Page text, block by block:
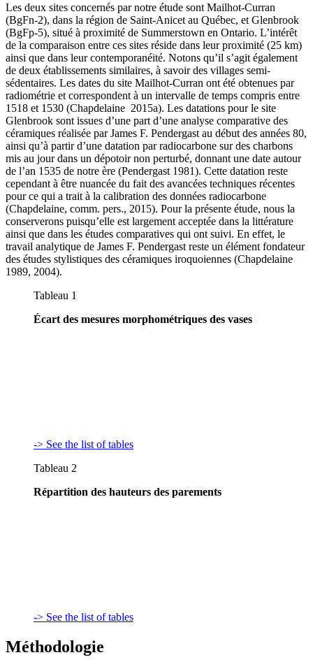
Les deux sites concernés par notre étude sont Mailhot-Curran
(BgFn-2), dans la région de Saint-Anicet au Québec, et Glenbrook
(BgFp-5), situé à proximité de Summerstown en Ontario. L’intérêt
de la comparaison entre ces sites réside dans leur proximité (25 km)
ainsi que dans leur contemporanéité. Notons qu’il s’agit également
de deux établissements similaires, à savoir des villages semi-
sédentaires. Les dates du site Mailhot-Curran ont été obtenues par
radiométrie et correspondent à un intervalle de temps compris entre
1518 et 1530 (Chapdelaine 2015a). Les datations pour le site
Glenbrook sont issues d’une part d’une analyse comparative des
céramiques réalisée par James F. Pendergast au début des années 80,
ainsi qu’à partir d’une datation par radiocarbone sur des charbons
mis au jour dans un dépotoir non perturbé, donnant une date autour
de l’an 1535 de notre ère (Pendergast 1981). Cette datation reste
cependant à être nuancée du fait des avancées techniques récentes
pour ce qui a trait à la calibration des données radiocarbone
(Chapdelaine, comm. pers., 2015). Pour la présente étude, nous la
conserverons puisqu’elle est largement acceptée dans la littérature
ainsi que dans les études comparatives qui ont suivi. En effet, le
travail analytique de James F. Pendergast reste un élément fondateur
des études stylistiques des céramiques iroquoiennes (Chapdelaine
1989, 2004).
Tableau 1
Écart des mesures morphométriques des vases
-> See the list of tables
Tableau 2
Répartition des hauteurs des parements
-> See the list of tables
Méthodologie